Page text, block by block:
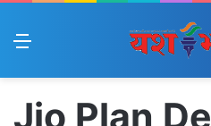
Menu
Jio Plan